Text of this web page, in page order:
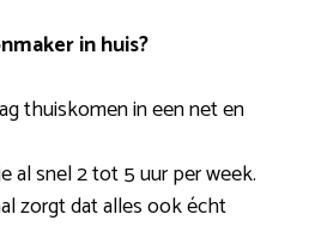
in huis?
thuiskomen in een net en
al snel 2 tot 5 uur per week.
zorgt dat alles ook écht